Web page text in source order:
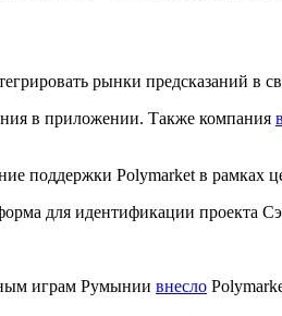
рынки предсказаний в
в приложении. Также компания
поддержки Polymarket в рамках
для идентификации проекта
играм Румынии внесло